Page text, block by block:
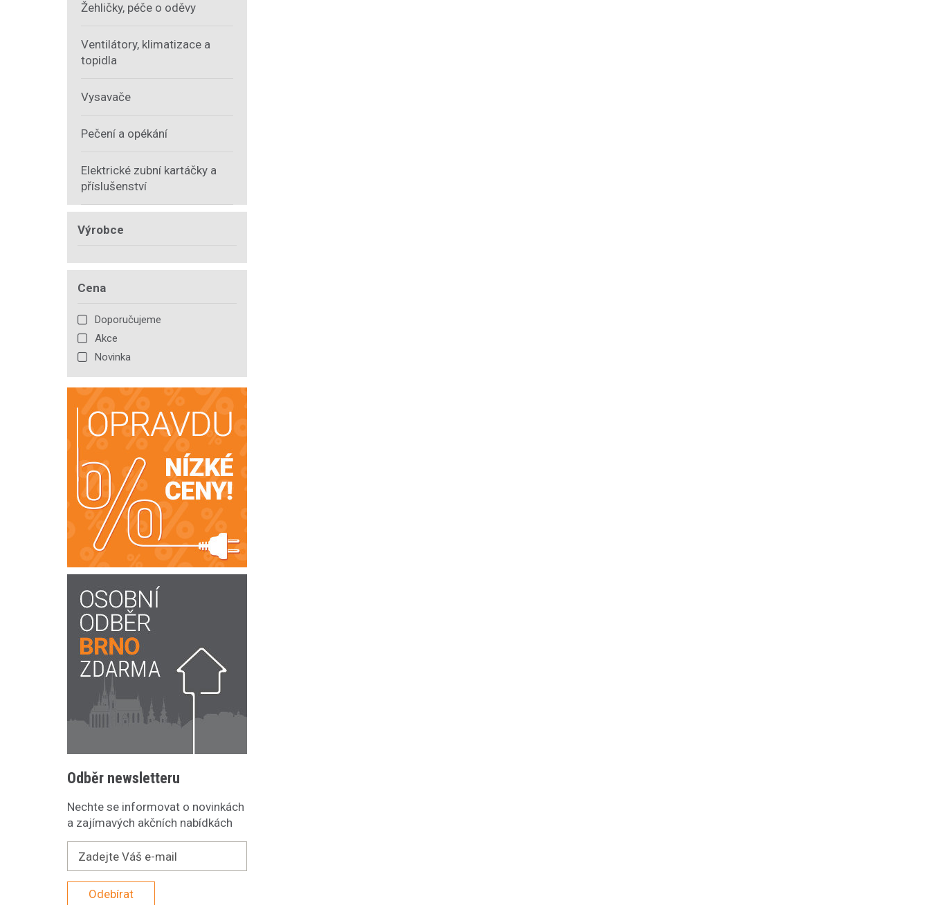
Žehličky, péče o oděvy
Ventilátory, klimatizace a
topidla
Vysavače
Pečení a opékání
Elektrické zubní kartáčky a
příslušenství
Výrobce
Cena
Doporučujeme
Akce
Novinka
Odběr newsletteru
Nechte se informovat o novinkách
a zajímavých akčních nabídkách
Odebírat